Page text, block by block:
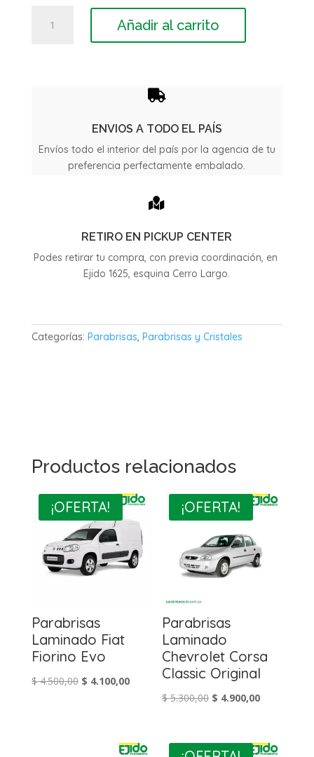
Laminado
Añadir al carrito

ENVIOS A TODO EL PAÍS
Envíos todo el interior del país por la agencia de tu
preferencia perfectamente embalado.

RETIRO EN PICKUP CENTER
Podes retirar tu compra, con previa coordinación, en
Ejido 1625, esquina Cerro Largo.
Categorías: Parabrisas, Parabrisas y Cristales
Productos relacionados
¡OFERTA!
Parabrisas
Laminado Fiat
Fiorino Evo
$4.500,00 El
$ 4.500,00.
$ 4.100,00El
$ 4.100,00.
¡OFERTA!
Parabrisas
Laminado
Chevrolet Corsa
Classic Original
$5.300,00 El
era:
$ 4.900,00El
es: